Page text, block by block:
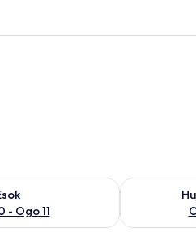
- Ogo 11
untuk esok Ogo 10 - Ogo 11
Semak